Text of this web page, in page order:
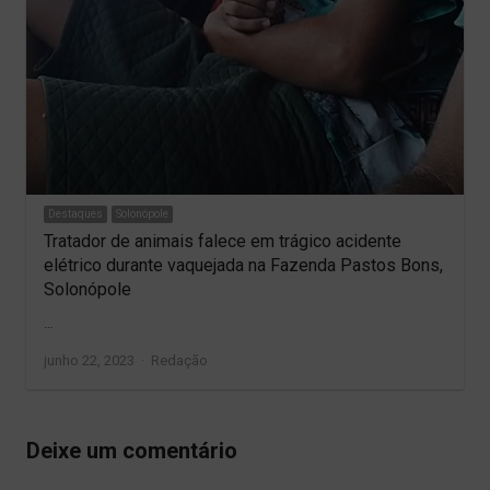
Destaques Solonópole
Tratador de animais falece em trágico acidente
elétrico durante vaquejada na Fazenda Pastos Bons,
Solonópole
junho 22, 2023 Author
Redação
Deixe um comentário